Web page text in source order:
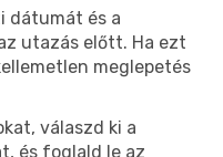
dátumát és a
utazás előtt. Ha ezt
meglepetés
válaszd ki a
és foglald le az